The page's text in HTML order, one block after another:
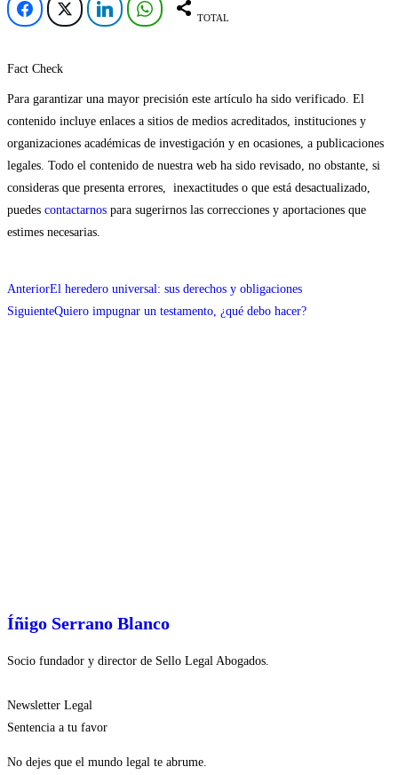
TOTAL
Fact Check
Para garantizar una mayor precisión este artículo ha sido verificado. El
contenido incluye enlaces a sitios de medios acreditados, instituciones y
organizaciones académicas de investigación y en ocasiones, a publicaciones
legales. Todo el contenido de nuestra web ha sido revisado, no obstante, si
consideras que presenta errores, inexactitudes o que está desactualizado,
puedes contactarnos para sugerirnos las correcciones y aportaciones que
estimes necesarias.
AnteriorEl heredero universal: sus derechos y obligaciones
SiguienteQuiero impugnar un testamento, ¿qué debo hacer?
Íñigo Serrano Blanco
Socio fundador y director de Sello Legal Abogados.
Newsletter Legal
Sentencia a tu favor
No dejes que el mundo legal te abrume.